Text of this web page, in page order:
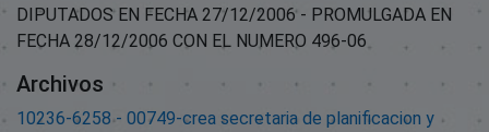
DIPUTADOS EN FECHA 27/12/2006 - PROMULGADA EN
FECHA 28/12/2006 CON EL NUMERO 496-06
Archivos
10236-6258 - 00749-crea secretaria de planificacion y